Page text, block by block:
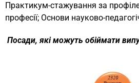
Практикум-стажування за
професії; Основи науково-
Посади, які можуть обіймати